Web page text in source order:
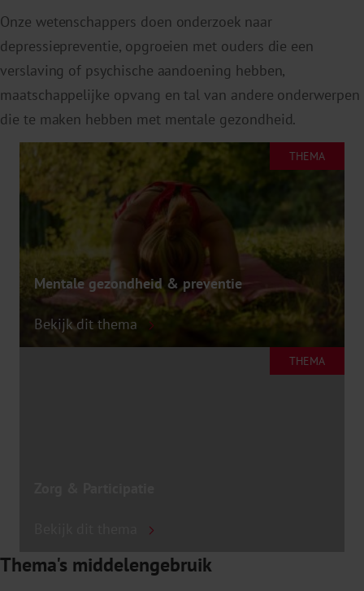
Onze wetenschappers doen onderzoek naar
depressiepreventie, opgroeien met ouders die een
verslaving of psychische aandoening hebben,
maatschappelijke opvang en tal van andere onderwerpen
die te maken hebben met mentale gezondheid.
THEMA
Mentale gezondheid & preventie
Bekijk dit thema
THEMA
Thema's middelengebruik